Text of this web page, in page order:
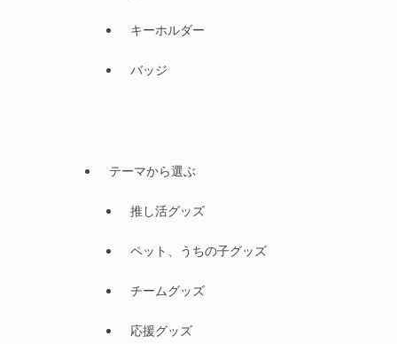
キーホルダー
バッジ
テーマから選ぶ
推し活グッズ
ペット、うちの子グッズ
チームグッズ
応援グッズ